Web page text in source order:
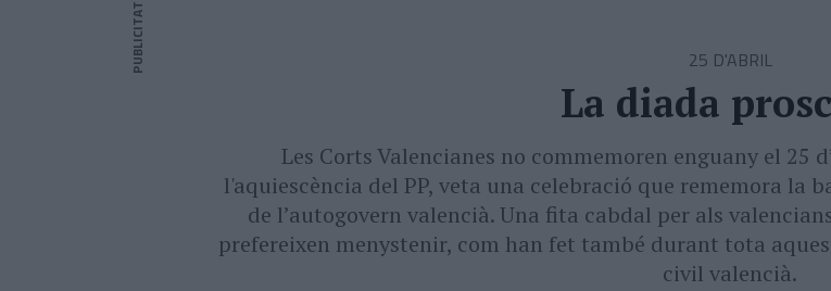
PUBLICITAT 25 D'ABRIL
La diada
Les Corts Valencianes no commemoren enguany el 25
l'aquiescència del PP, veta una celebració que rememora la
de l’autogovern valencià. Una fita cabdal per als
prefereixen menystenir, com han fet també durant tota
civil valencià.